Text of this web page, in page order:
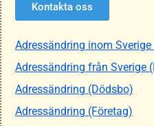
Kontakta oss
Adressändring inom
Adressändring från Sverige
Adressändring (Dödsbo)
Adressändring (Företag)